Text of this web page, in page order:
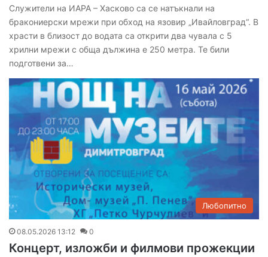
Служители на ИАРА – Хасково са се натъкнали на
бракониерски мрежи при обход на язовир „Ивайловград“. В
храсти в близост до водата са открити два чувала с 5
хрилни мрежи с обща дължина е 250 метра. Те били
подготвени за…
Любопитно
08.05.2026 13:12 0
Концерт, изложби и филмови прожекции